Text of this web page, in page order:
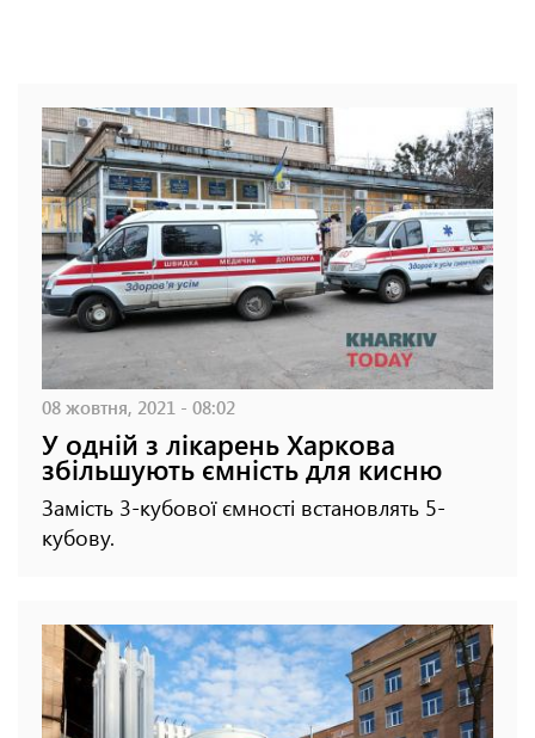
08 жовтня, 2021 - 08:02
У одній з лікарень Харкова
збільшують ємність для кисню
Замість 3-кубової ємності встановлять 5-
кубову.